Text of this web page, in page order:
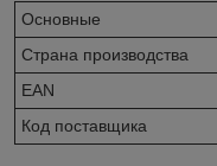
Основные
Страна производства
EAN
Код поставщика